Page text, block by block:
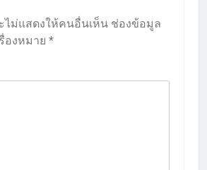
ไม่แสดงให้คนอื่นเห็น ช่องข้อมูล
องหมาย *